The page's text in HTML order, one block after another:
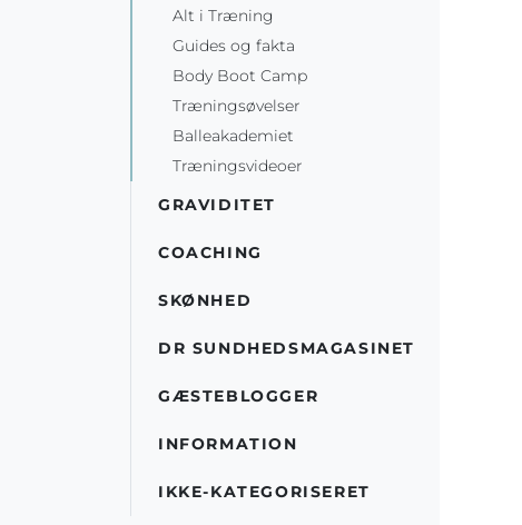
Alt i Træning
Guides og fakta
Body Boot Camp
Træningsøvelser
Balleakademiet
Træningsvideoer
GRAVIDITET
COACHING
SKØNHED
DR SUNDHEDSMAGASINET
GÆSTEBLOGGER
INFORMATION
IKKE-KATEGORISERET